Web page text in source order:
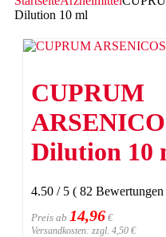
Dilution 10 ml
CUPRUM
Dilution 10
4.50 / 5 ( 82 Bewertungen
Preis ab 14,96 €
Versandkosten: zzgl. 4,50 €